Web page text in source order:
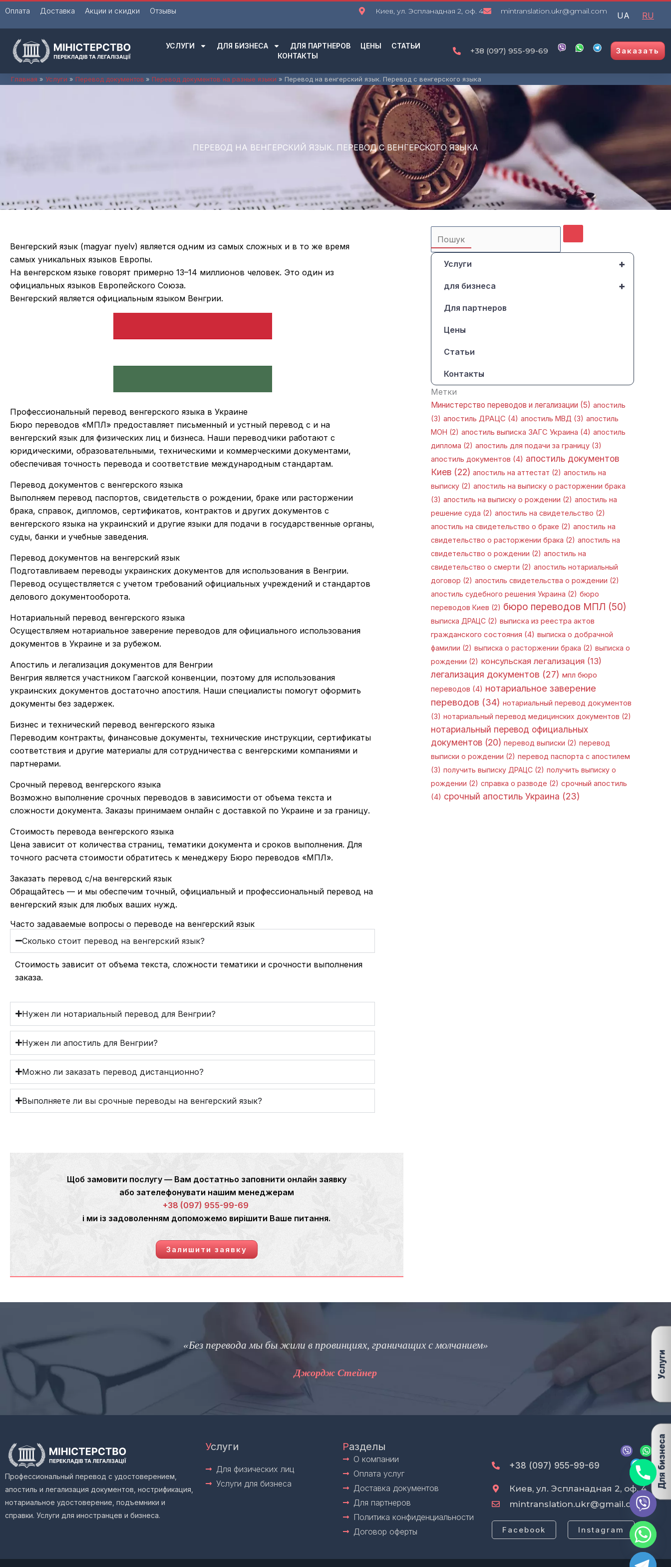
Перейти
Оплата Доставка Акции и скидки Отзывы Киев, ул. Эспланадная 2, оф. 4 mintranslation.ukr@gmail.com UA RU
УСЛУГИ ДЛЯ БИЗНЕСА ДЛЯ ПАРТНЕРОВ ЦЕНЫ
СТАТЬИ
КОНТАКТЫ
+38 (097) 955-99-69 Заказать
Главная Услуги Перевод документов Перевод документов на разные языки Перевод на венгерский язык. Перевод с венгерского языка
ПЕРЕВОД НА ВЕНГЕРСКИЙ ЯЗЫК. ПЕРЕВОД С ВЕНГЕРСКОГО ЯЗЫКА
Венгерский язык (magyar nyelv) является одним из самых сложных и в то же время
самых уникальных языков Европы.
На венгерском языке говорят примерно 13–14 миллионов человек. Это один из
официальных языков Европейского Союза.
Венгерский является официальным языком Венгрии.
Профессиональный перевод венгерского языка в Украине
Бюро переводов «МПЛ» предоставляет письменный и устный перевод с и на
венгерский язык для физических лиц и бизнеса. Наши переводчики работают с
юридическими, образовательными, техническими и коммерческими документами,
обеспечивая точность перевода и соответствие международным стандартам.
Перевод документов с венгерского языка
Выполняем перевод паспортов, свидетельств о рождении, браке или расторжении
брака, справок, дипломов, сертификатов, контрактов и других документов с
венгерского языка на украинский и другие языки для подачи в государственные органы,
суды, банки и учебные заведения.
Перевод документов на венгерский язык
Подготавливаем переводы украинских документов для использования в Венгрии.
Перевод осуществляется с учетом требований официальных учреждений и стандартов
делового документооборота.
Нотариальный перевод венгерского языка
Осуществляем нотариальное заверение переводов для официального использования
документов в Украине и за рубежом.
Апостиль и легализация документов для Венгрии
Венгрия является участником Гаагской конвенции, поэтому для использования
украинских документов достаточно апостиля. Наши специалисты помогут оформить
документы без задержек.
Бизнес и технический перевод венгерского языка
Переводим контракты, финансовые документы, технические инструкции, сертификаты
соответствия и другие материалы для сотрудничества с венгерскими компаниями и
партнерами.
Срочный перевод венгерского языка
Возможно выполнение срочных переводов в зависимости от объема текста и
сложности документа. Заказы принимаем онлайн с доставкой по Украине и за границу.
Стоимость перевода венгерского языка
Цена зависит от количества страниц, тематики документа и сроков выполнения. Для
точного расчета стоимости обратитесь к менеджеру Бюро переводов «МПЛ».
Заказать перевод с/на венгерский язык
Обращайтесь — и мы обеспечим точный, официальный и профессиональный перевод на
венгерский язык для любых ваших нужд.
Часто задаваемые вопросы о переводе на венгерский язык
Сколько стоит перевод на венгерский язык?
Стоимость зависит от объема текста, сложности тематики и срочности выполнения
заказа.
Нужен ли нотариальный перевод для Венгрии?
Нужен ли апостиль для Венгрии?
Можно ли заказать перевод дистанционно?
Выполняете ли вы срочные переводы на венгерский язык?
Щоб замовити послугу — Вам достатньо заповнити онлайн заявку
або зателефонувати нашим менеджерам
+38 (097) 955-99-69
і ми із задоволенням допоможемо вирішити Ваше питання.
Залишити заявку
Найти:
+
Услуги
+
для бизнеса
Для партнеров
Цены
Статьи
Контакты
Метки
Министерство переводов и легализации (5) апостиль
(3) апостиль ДРАЦС (4) апостиль МВД (3) апостиль
МОН (2) апостиль выписка ЗАГС Украина (4) апостиль
диплома (2) апостиль для подачи за границу(3)
апостиль документов (4) апостиль документов
Киев(22) апостиль на аттестат (2) апостиль на
выписку(2) апостиль на выписку о расторжении брака
(3) апостиль на выписку о рождении (2) апостиль на
решение суда (2) апостиль на свидетельство (2)
апостиль на свидетельство о браке (2) апостиль на
свидетельство о расторжении брака (2) апостиль на
свидетельство о рождении (2) апостиль на
свидетельство о смерти (2) апостиль нотариальный
договор (2) апостиль свидетельства о рождении (2)
апостиль судебного решения Украина (2) бюро
переводов Киев (2) бюро переводов МПЛ (50)
выписка ДРАЦС(2) выписка из реестра актов
гражданского состояния (4) выписка о добрачной
фамилии (2) выписка о расторжении брака (2) выписка о
рождении (2) консульская легализация(13)
легализация документов (27) мпл бюро
переводов (4) нотариальное заверение
переводов (34) нотариальный перевод документов
(3) нотариальный перевод медицинских документов (2)
нотариальный перевод официальных
документов(20) перевод выписки (2) перевод
выписки о рождении (2) перевод паспорта с апостилем
(3) получить выписку ДРАЦС(2) получить выписку о
рождении (2) справка о разводе (2) срочный апостиль
(4) срочный апостиль Украина (23)
граничащих с молчанием»
Стейнер
«Разница между правильным и почти правильным словом, такая же, как
Марк Твен
Профессиональный перевод с удостоверением,
апостиль и легализация документов, нострификация,
нотариальное удостоверение, подъемники и
справки. Услуги для иностранцев и бизнеса.
Услуги
Для физических лиц
Услуги для бизнеса
Разделы
О компании
Оплата услуг
Доставка документов
Для партнеров
Политика конфиденциальности
Договор оферты
+38 (097) 955-99-69
V
i
b
e
W
h
t
s
a
p
p
T
e
l
e
g
r
a
m
Киев, ул. Эспланадная 2, оф. 4
mintranslation.ukr@gmail.com
Facebook Instagram